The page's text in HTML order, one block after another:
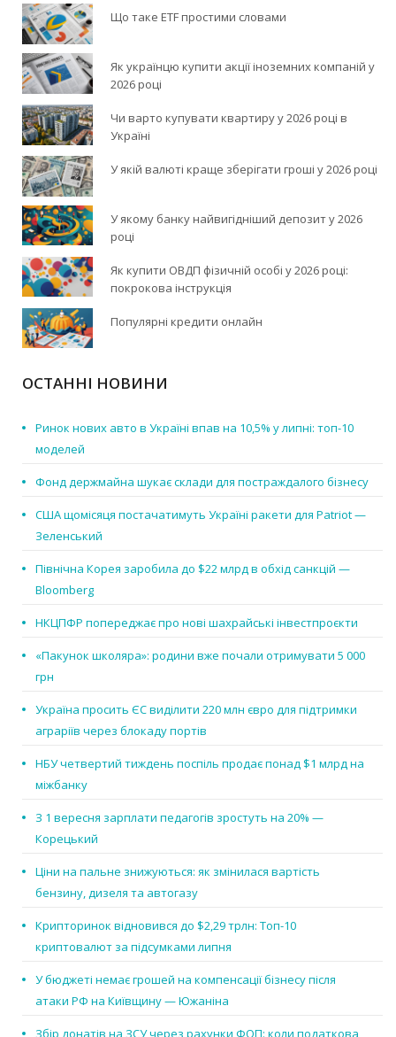
Що таке ETF простими словами
Як українцю купити акції іноземних компаній у
2026 році
Чи варто купувати квартиру у 2026 році в
Україні
У якій валюті краще зберігати гроші у 2026 році
У якому банку найвигідніший депозит у 2026
році
Як купити ОВДП фізичній особі у 2026 році:
покрокова інструкція
Популярні кредити онлайн
ОСТАННІ НОВИНИ
Ринок нових авто в Україні впав на 10,5% у липні: топ-10
моделей
Фонд держмайна шукає склади для постраждалого бізнесу
США щомісяця постачатимуть Україні ракети для Patriot —
Зеленський
Північна Корея заробила до $22 млрд в обхід санкцій —
Bloomberg
НКЦПФР попереджає про нові шахрайські інвестпроєкти
«Пакунок школяра»: родини вже почали отримувати 5 000
грн
Україна просить ЄС виділити 220 млн євро для підтримки
аграріїв через блокаду портів
НБУ четвертий тиждень поспіль продає понад $1 млрд на
міжбанку
З 1 вересня зарплати педагогів зростуть на 20% —
Корецький
Ціни на пальне знижуються: як змінилася вартість
бензину, дизеля та автогазу
Крипторинок відновився до $2,29 трлн: Топ-10
криптовалют за підсумками липня
У бюджеті немає грошей на компенсації бізнесу після
атаки РФ на Київщину — Южаніна
Збір донатів на ЗСУ через рахунки ФОП: коли податкова